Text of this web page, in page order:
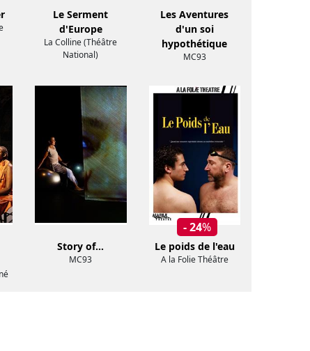
Le Serment
d'Europe
La Colline (Théâtre
National)
Les Aventures
d'un soi
hypothétique
MC93
Story of…
MC93
- 24%
Le poids de l'eau
A la Folie Théâtre